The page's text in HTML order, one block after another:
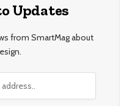
Updates
from SmartMag about